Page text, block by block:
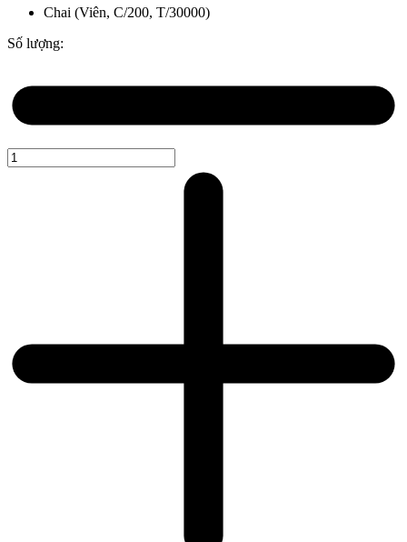
Chai (Viên, C/200, T/30000)
Số lượng: